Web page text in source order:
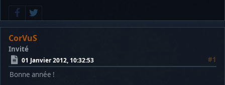
CorVuS
Invité
01 Janvier 2012, 10:32:53
#1
Bonne année !